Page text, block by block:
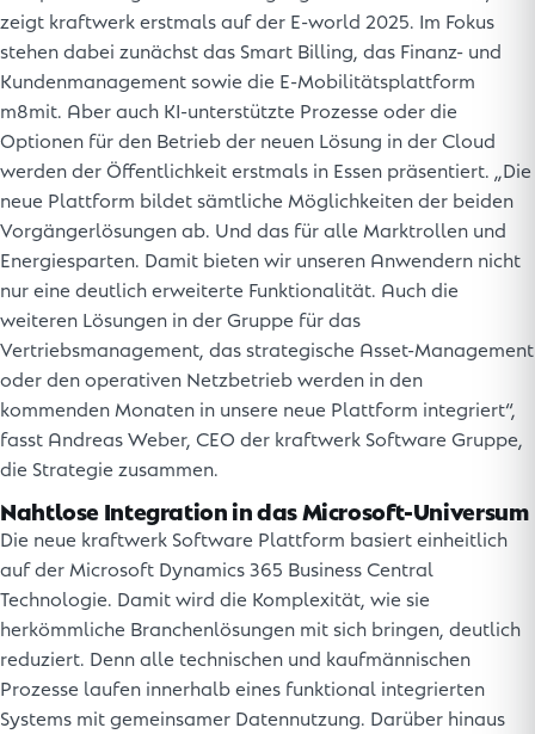
zeigt kraftwerk erstmals auf der E-world 2025. Im Fokus
stehen dabei zunächst das Smart Billing, das Finanz- und
Kundenmanagement sowie die E-Mobilitätsplattform
m8mit. Aber auch KI-unterstützte Prozesse oder die
Optionen für den Betrieb der neuen Lösung in der Cloud
werden der Öffentlichkeit erstmals in Essen präsentiert. „Die
neue Plattform bildet sämtliche Möglichkeiten der beiden
Vorgängerlösungen ab. Und das für alle Marktrollen und
Energiesparten. Damit bieten wir unseren Anwendern nicht
nur eine deutlich erweiterte Funktionalität. Auch die
weiteren Lösungen in der Gruppe für das
Vertriebsmanagement, das strategische Asset-Management
oder den operativen Netzbetrieb werden in den
kommenden Monaten in unsere neue Plattform integriert“,
fasst Andreas Weber, CEO der kraftwerk Software Gruppe,
die Strategie zusammen.
Nahtlose Integration in das Microsoft-Universum
Die neue kraftwerk Software Plattform basiert einheitlich
auf der Microsoft Dynamics 365 Business Central
Technologie. Damit wird die Komplexität, wie sie
herkömmliche Branchenlösungen mit sich bringen, deutlich
reduziert. Denn alle technischen und kaufmännischen
Prozesse laufen innerhalb eines funktional integrierten
Systems mit gemeinsamer Datennutzung. Darüber hinaus